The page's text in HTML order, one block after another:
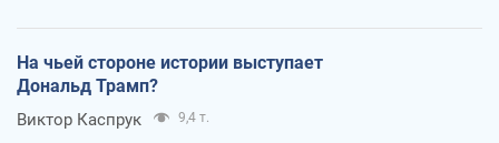
На чьей стороне истории выступает
Дональд Трамп?
Виктор Каспрук 9,4 т.